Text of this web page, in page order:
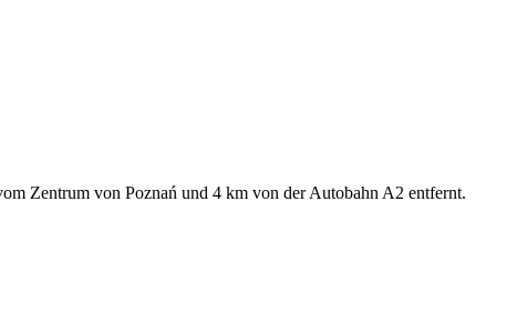
Zentrum von Poznań und 4 km von der Autobahn A2 entfernt.